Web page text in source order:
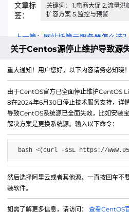
文章标
签：
关键词： 1.电商大促 2.流量
扩容方案 5.监控与预警
上一篇：网站托管云服务器怎么选
微信公众号
IDC/ISP证号 B1-20214840
关于Centos源停止维护导致源
重大通知！用户您好，以下内容请务必知晓！
由于CentOS官方已全面停止维护CentOS
8在2024年6月30日停止技术服务支持，详
导致CentOS系统源已全面失效，比如安装
解决方案是更换系统源。输入以下命令：
bash <(curl -sSL https://
然后选择阿里云或者其他源，一直按回车不
装软件。
如需了解更多信息，请访问： 查看CentOS